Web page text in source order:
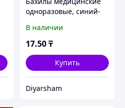
одноразовые, синий-
В наличии
17.50₸
Купить
Diyarsham